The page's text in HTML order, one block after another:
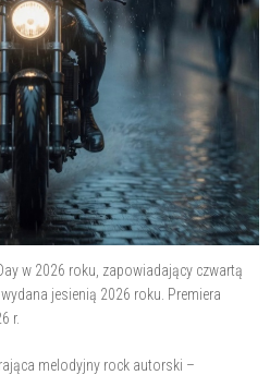
w 2026 roku, zapowiadający czwartą
jesienią 2026 roku. Premiera
r.
melodyjny rock autorski –